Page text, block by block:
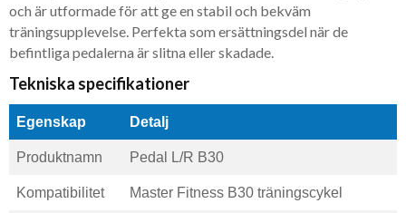
och är utformade för att ge en stabil och bekväm
träningsupplevelse. Perfekta som ersättningsdel när de
befintliga pedalerna är slitna eller skadade.
Tekniska specifikationer
Egenskap Detalj
Produktnamn Pedal L/R B30
Kompatibilitet Master Fitness B30 träningscykel